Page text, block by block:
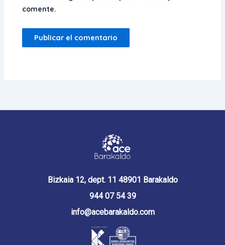
comente.
Bizkaia 12, dept. 11 48901 Barakaldo
944 07 54 39
info@acebarakaldo.com